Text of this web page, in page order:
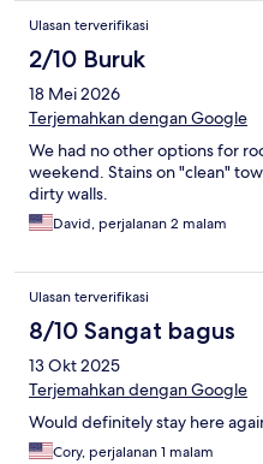
Ulasan terverifikasi
2/10 Buruk
18 Mei 2026
Terjemahkan dengan Google
We had no other options for
weekend. Stains on "clean"
dirty walls.
David, perjalanan 2 malam
Ulasan terverifikasi
8/10 Sangat bagus
13 Okt 2025
Terjemahkan dengan Google
Would definitely stay here
Cory, perjalanan 1 malam